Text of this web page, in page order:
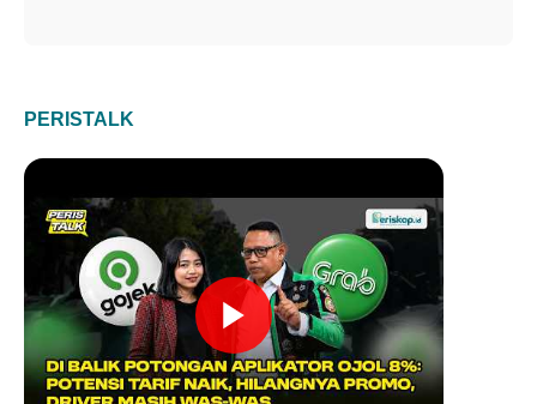
PERISTALK